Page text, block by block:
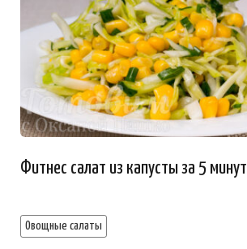
Фитнес салат из капусты за 5 минут
Овощные салаты